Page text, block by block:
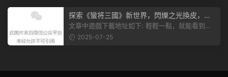
探索《蠻将三國》新世界，閃爍之光換皮，共
赴手遊盛宴！
文章中遊戲下載地址如下: 輕輕一點，就能看到原
文。 滑動一下屏幕，就能看到...
2025-07-25